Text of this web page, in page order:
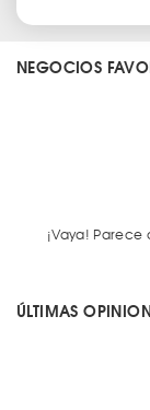
NEGOCIOS
¡Vaya!
ÚLTIMAS